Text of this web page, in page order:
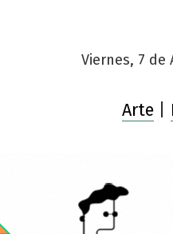
Viernes, 7 de
Arte